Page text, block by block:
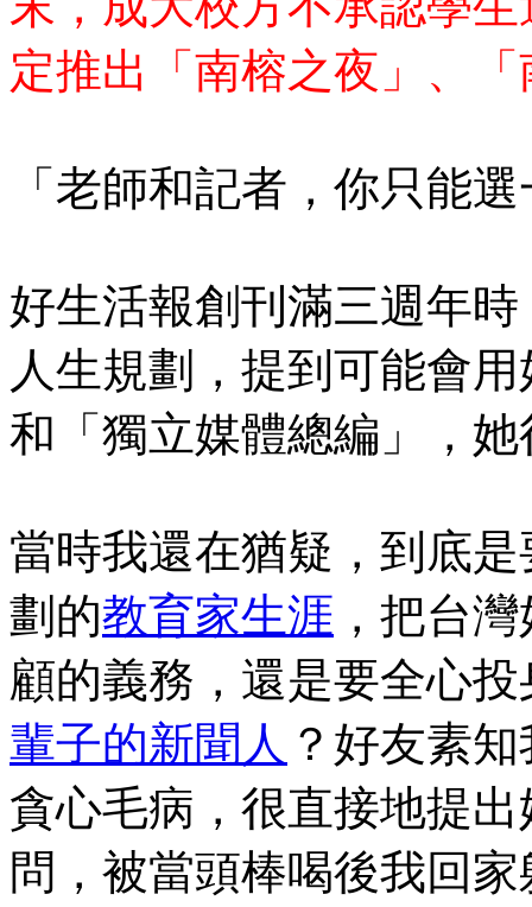
定推出「 南榕之夜 」、
「老師和記者，你只能
好生活報創刊滿三週年
人生規劃，提到可能會
和「獨立媒體總編」，
當時我還在猶疑，到底
劃的教育家生涯 ，把台
顧的義務，還是要全心
輩子的新聞人 ？好友素
貪心毛病，很直接地提
問，被當頭棒喝後我回